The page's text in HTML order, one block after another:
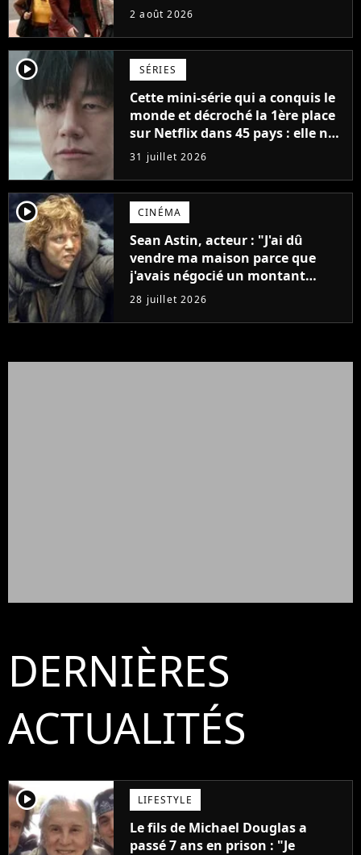
France
2 août 2026
player2 SÉRIES
Cette mini-série qui a conquis le
monde et décroché la 1ère place
sur Netflix dans 45 pays : elle ne
compte que 10 épisodes et c'est
un phénomène mondial
31 juillet 2026
player2 CINÉMA
Sean Astin, acteur : "J'ai dû
vendre ma maison parce que
j'avais négocié un montant
beaucoup trop bas pour Le
Seigneur des anneaux"
28 juillet 2026
DERNIÈRES
ACTUALITÉS
player2 LIFESTYLE
Le fils de Michael Douglas a
passé 7 ans en prison : "Je